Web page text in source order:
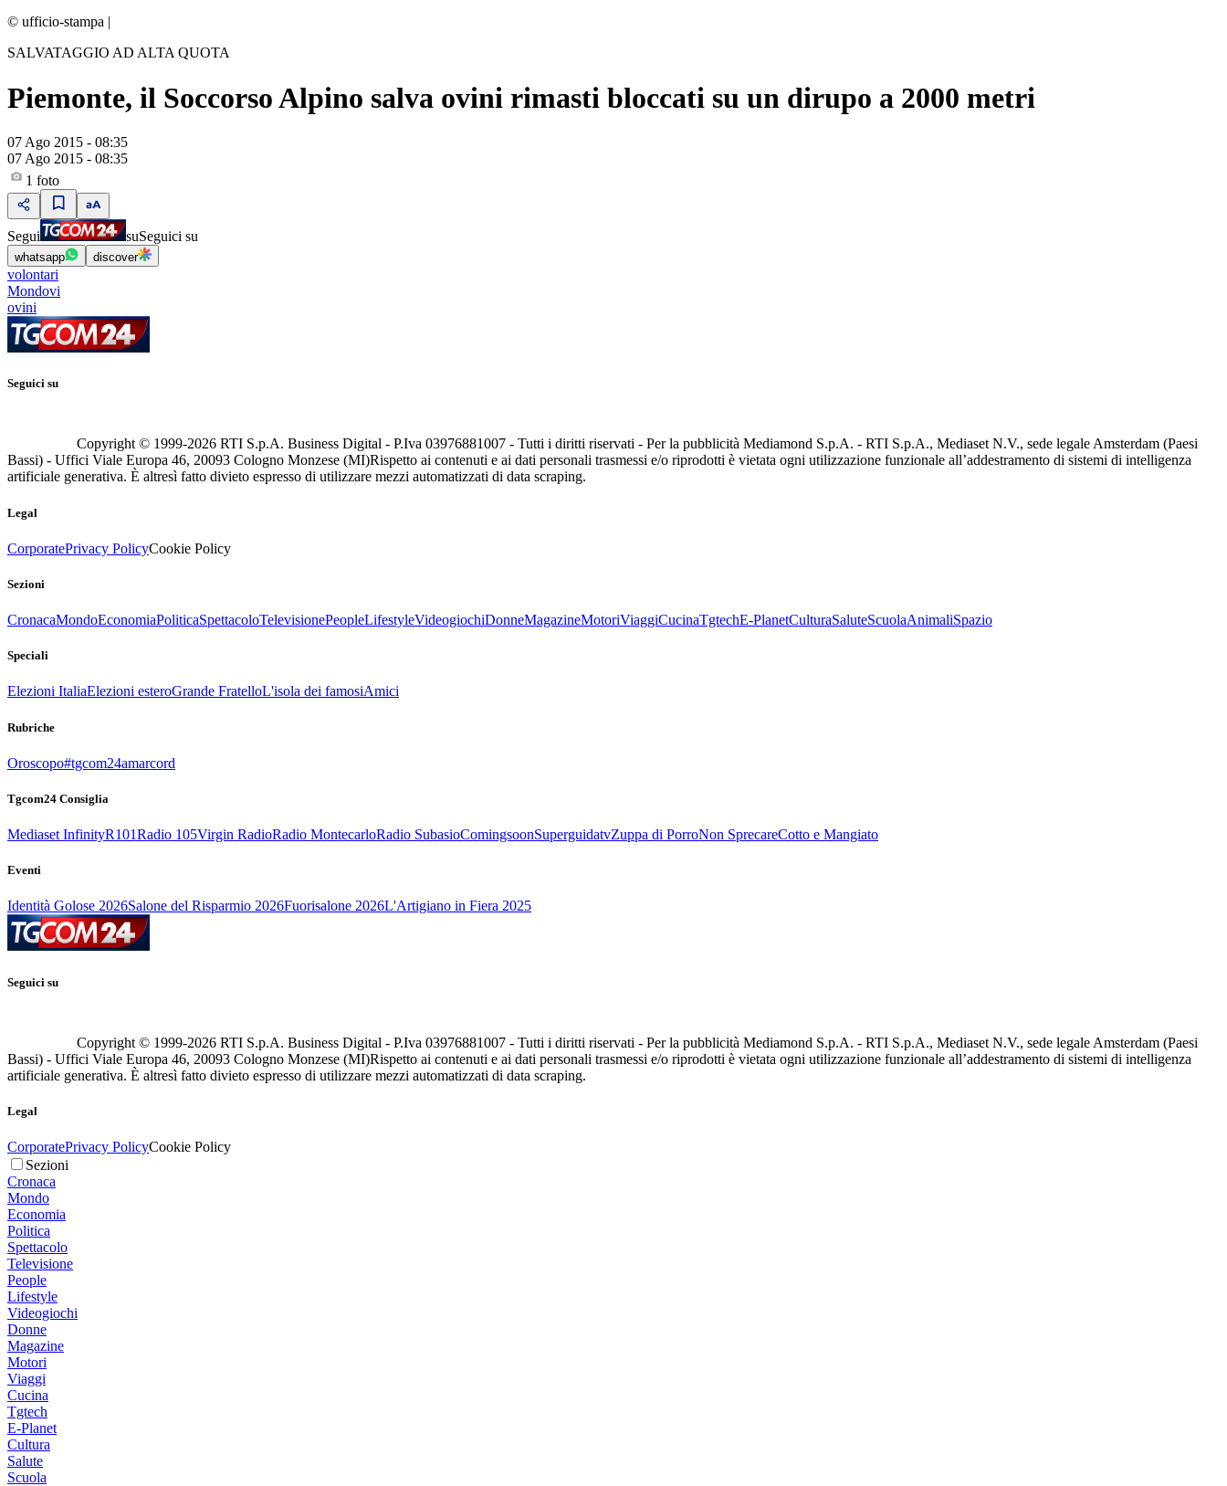
© ufficio-stampa |
SALVATAGGIO AD ALTA QUOTA
Piemonte, il Soccorso Alpino salva ovini rimasti bloccati su un dirupo a 2000 metri
07 Ago 2015 - 08:35
07 Ago 2015 - 08:35
1 foto
Segui suSeguici su
whatsapp discover
volontari
Mondovi
ovini
Seguici su
Copyright © 1999-2026 RTI S.p.A. Business Digital - P.Iva 03976881007 - Tutti i diritti riservati - Per la pubblicità Mediamond S.p.A. - RTI S.p.A., Mediaset N.V., sede legale Amsterdam (Paesi
Bassi) - Uffici Viale Europa 46, 20093 Cologno Monzese (MI)Rispetto ai contenuti e ai dati personali trasmessi e/o riprodotti è vietata ogni utilizzazione funzionale all’addestramento di sistemi di intelligenza
artificiale generativa. È altresì fatto divieto espresso di utilizzare mezzi automatizzati di data scraping.
Legal
CorporatePrivacy PolicyCookie Policy
Sezioni
CronacaMondoEconomiaPoliticaSpettacoloTelevisionePeopleLifestyleVideogiochiDonneMagazineMotoriViaggiCucinaTgtechE-PlanetCulturaSaluteScuolaAnimaliSpazio
Speciali
Elezioni ItaliaElezioni esteroGrande FratelloL'isola dei famosiAmici
Rubriche
Oroscopo#tgcom24amarcord
Tgcom24 Consiglia
Mediaset InfinityR101Radio 105Virgin RadioRadio MontecarloRadio SubasioComingsoonSuperguidatvZuppa di PorroNon SprecareCotto e Mangiato
Eventi
Identità Golose 2026Salone del Risparmio 2026Fuorisalone 2026L'Artigiano in Fiera 2025
Seguici su
Copyright © 1999-2026 RTI S.p.A. Business Digital - P.Iva 03976881007 - Tutti i diritti riservati - Per la pubblicità Mediamond S.p.A. - RTI S.p.A., Mediaset N.V., sede legale Amsterdam (Paesi
Bassi) - Uffici Viale Europa 46, 20093 Cologno Monzese (MI)Rispetto ai contenuti e ai dati personali trasmessi e/o riprodotti è vietata ogni utilizzazione funzionale all’addestramento di sistemi di intelligenza
artificiale generativa. È altresì fatto divieto espresso di utilizzare mezzi automatizzati di data scraping.
Legal
CorporatePrivacy PolicyCookie Policy
Sezioni
Cronaca
Mondo
Economia
Politica
Spettacolo
Televisione
People
Lifestyle
Videogiochi
Donne
Magazine
Motori
Viaggi
Cucina
Tgtech
E-Planet
Cultura
Salute
Scuola